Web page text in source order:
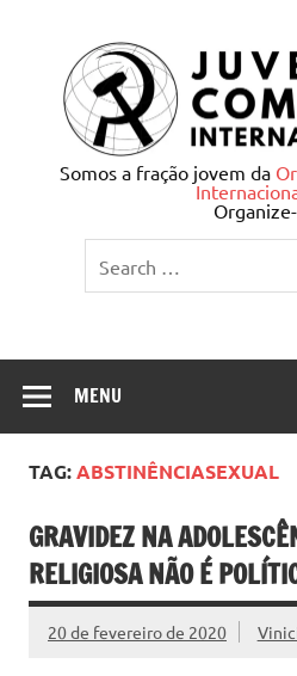
Somos a fração jovem da
MENU
TAG:ABSTINÊNCIASEXUAL
GRAVIDEZ NA
RELIGIOSA NÃO É
20 de fevereiro de 2020